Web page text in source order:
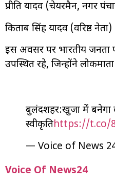
प्रीति यादव (चेयरमैन, नगर
किताब सिंह यादव (वरिष्ठ नेता)
इस अवसर पर भारतीय जनता
उपस्थित रहे, जिन्होंने
बुलंदशहर:खुर्जा में बनेगा
स्वीकृतिhttps://t.co/
— Voice of News
Voice Of News24